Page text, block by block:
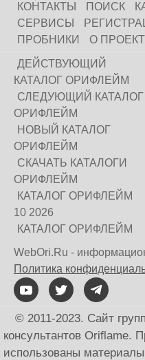
КОНТАКТЫ ПОИСК
СЕРВИСЫ
ПРОБНИКИ
О
ДЕЙСТВУЮЩИЙ
КАТАЛОГ ОРИФЛЕЙМ
СЛЕДУЮЩИЙ КАТАЛОГ
ОРИФЛЕЙМ
НОВЫЙ КАТАЛОГ
ОРИФЛЕЙМ
СКАЧАТЬ КАТАЛОГИ
ОРИФЛЕЙМ
КАТАЛОГ ОРИФЛЕЙМ
10 2026
КАТАЛОГ ОРИФЛЕЙМ
WebOri.Ru -
Политика
© 2011-2023. Сайт
консультантов Oriflame.
использованы